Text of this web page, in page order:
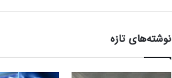
نوشته‌های تازه